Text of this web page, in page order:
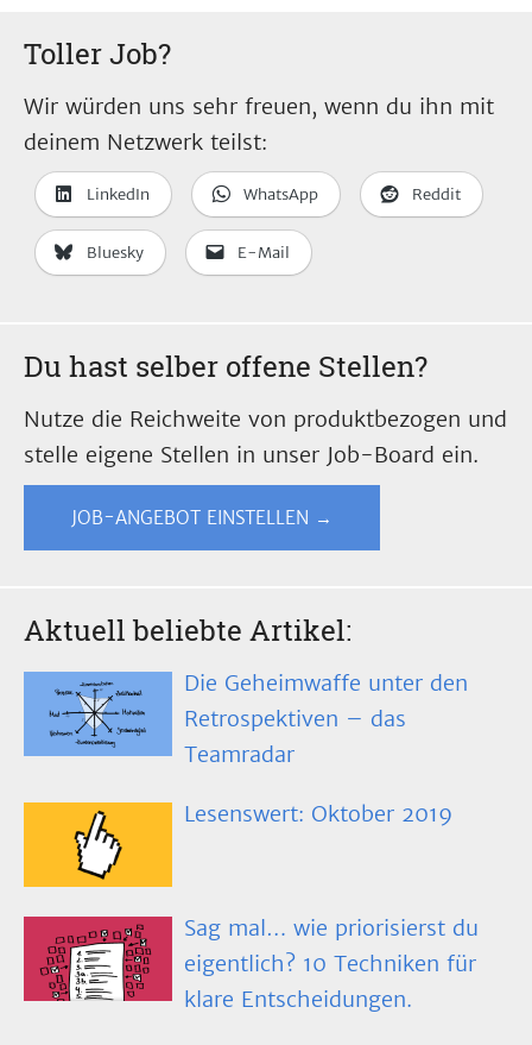
Toller Job?
Wir würden uns sehr freuen, wenn du ihn mit
deinem Netzwerk teilst:
LinkedIn WhatsApp Reddit
Bluesky E-Mail
Du hast selber offene Stellen?
Nutze die Reichweite von produktbezogen und
stelle eigene Stellen in unser Job-Board ein.
JOB-ANGEBOT EINSTELLEN →
Aktuell beliebte Artikel:
Die Geheimwaffe unter den
Retrospektiven – das
Teamradar
Lesenswert: Oktober 2019
Sag mal… wie priorisierst du
eigentlich? 10 Techniken für
klare Entscheidungen.